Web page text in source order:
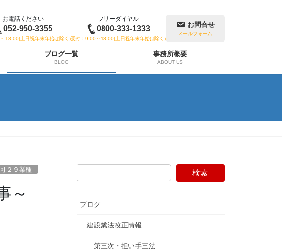
お電話ください
052-950-3355
18:00(土日祝年末年始は除く)
フリーダイヤル
0800-333-1333
受付：9:00～18:00(土日祝年末年始は除く)
お問合せ
メールフォーム
ブログ一覧
BLOG
事務所概要
ABOUT US
２９業種
～
検索
ブログ
建設業法改正情報
第三次・担い手三法